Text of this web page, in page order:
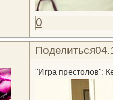
0
Поделиться
"Игра престолов":